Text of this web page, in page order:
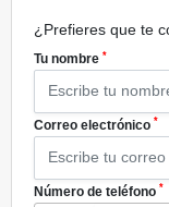
¿Prefieres que te
Tu nombre *
Correo electrónico *
Número de teléfono *